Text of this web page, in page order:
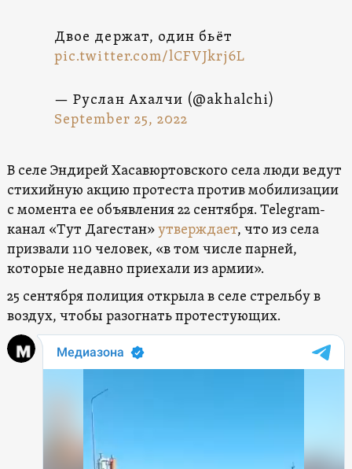
Двое держат, один бьёт
pic.twitter.com/lCFVJkrj6L
— Руслан Ахалчи (@akhalchi)
September 25, 2022
В селе Эндирей Хасавюртовского села люди ведут
стихийную акцию протеста против мобилизации
с момента ее объявления 22 сентября. Telegram-
канал «Тут Дагестан»утверждает, что из села
призвали 110 человек, «в том числе парней,
которые недавно приехали из армии».
25 сентября полиция открыла в селе стрельбу в
воздух, чтобы разогнать протестующих.